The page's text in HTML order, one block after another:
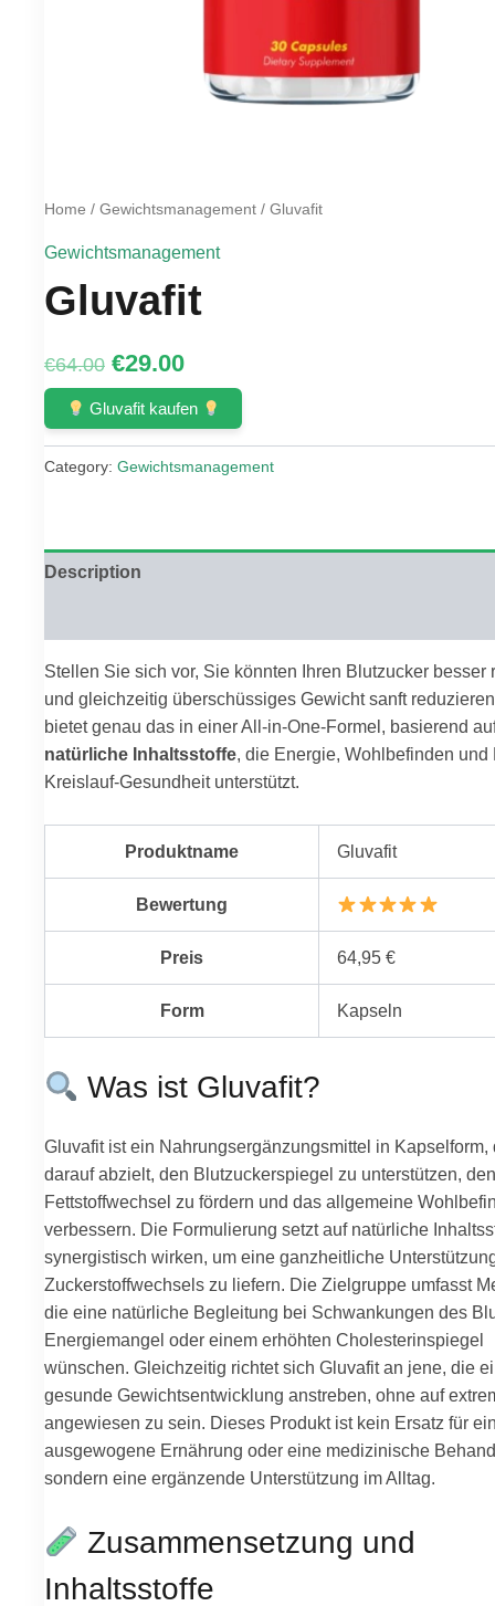
Home / Gewichtsmanagement / Gluvafit
Gewichtsmanagement
Gluvafit
€64.00 Original
price
was:
€64.00.
€29.00Current
price
is:
€29.00.
Gluvafit kaufen
Category: Gewichtsmanagement
Description
Stellen Sie sich vor, Sie könnten Ihren Blutzucker besser
und gleichzeitig überschüssiges Gewicht sanft
bietet genau das in einer All-in-One-Formel, basierend
natürliche Inhaltsstoffe, die Energie, Wohlbefinden und
Kreislauf-Gesundheit unterstützt.
Produktname Gluvafit
Bewertung
Preis 64,95 €
Form Kapseln
Was ist Gluvafit?
Gluvafit ist ein Nahrungsergänzungsmittel in Kapselform,
darauf abzielt, den Blutzuckerspiegel zu unterstützen, den
Fettstoffwechsel zu fördern und das allgemeine
verbessern. Die Formulierung setzt auf natürliche
synergistisch wirken, um eine ganzheitliche
Zuckerstoffwechsels zu liefern. Die Zielgruppe umfasst
die eine natürliche Begleitung bei Schwankungen des
Energiemangel oder einem erhöhten Cholesterinspiegel
wünschen. Gleichzeitig richtet sich Gluvafit an jene, die
gesunde Gewichtsentwicklung anstreben, ohne auf
angewiesen zu sein. Dieses Produkt ist kein Ersatz für
ausgewogene Ernährung oder eine medizinische
sondern eine ergänzende Unterstützung im Alltag.
Zusammensetzung und
Inhaltsstoffe